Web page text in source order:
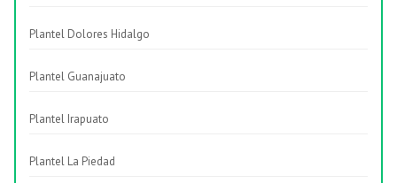
Plantel Dolores Hidalgo
Plantel Guanajuato
Plantel Irapuato
Plantel La Piedad